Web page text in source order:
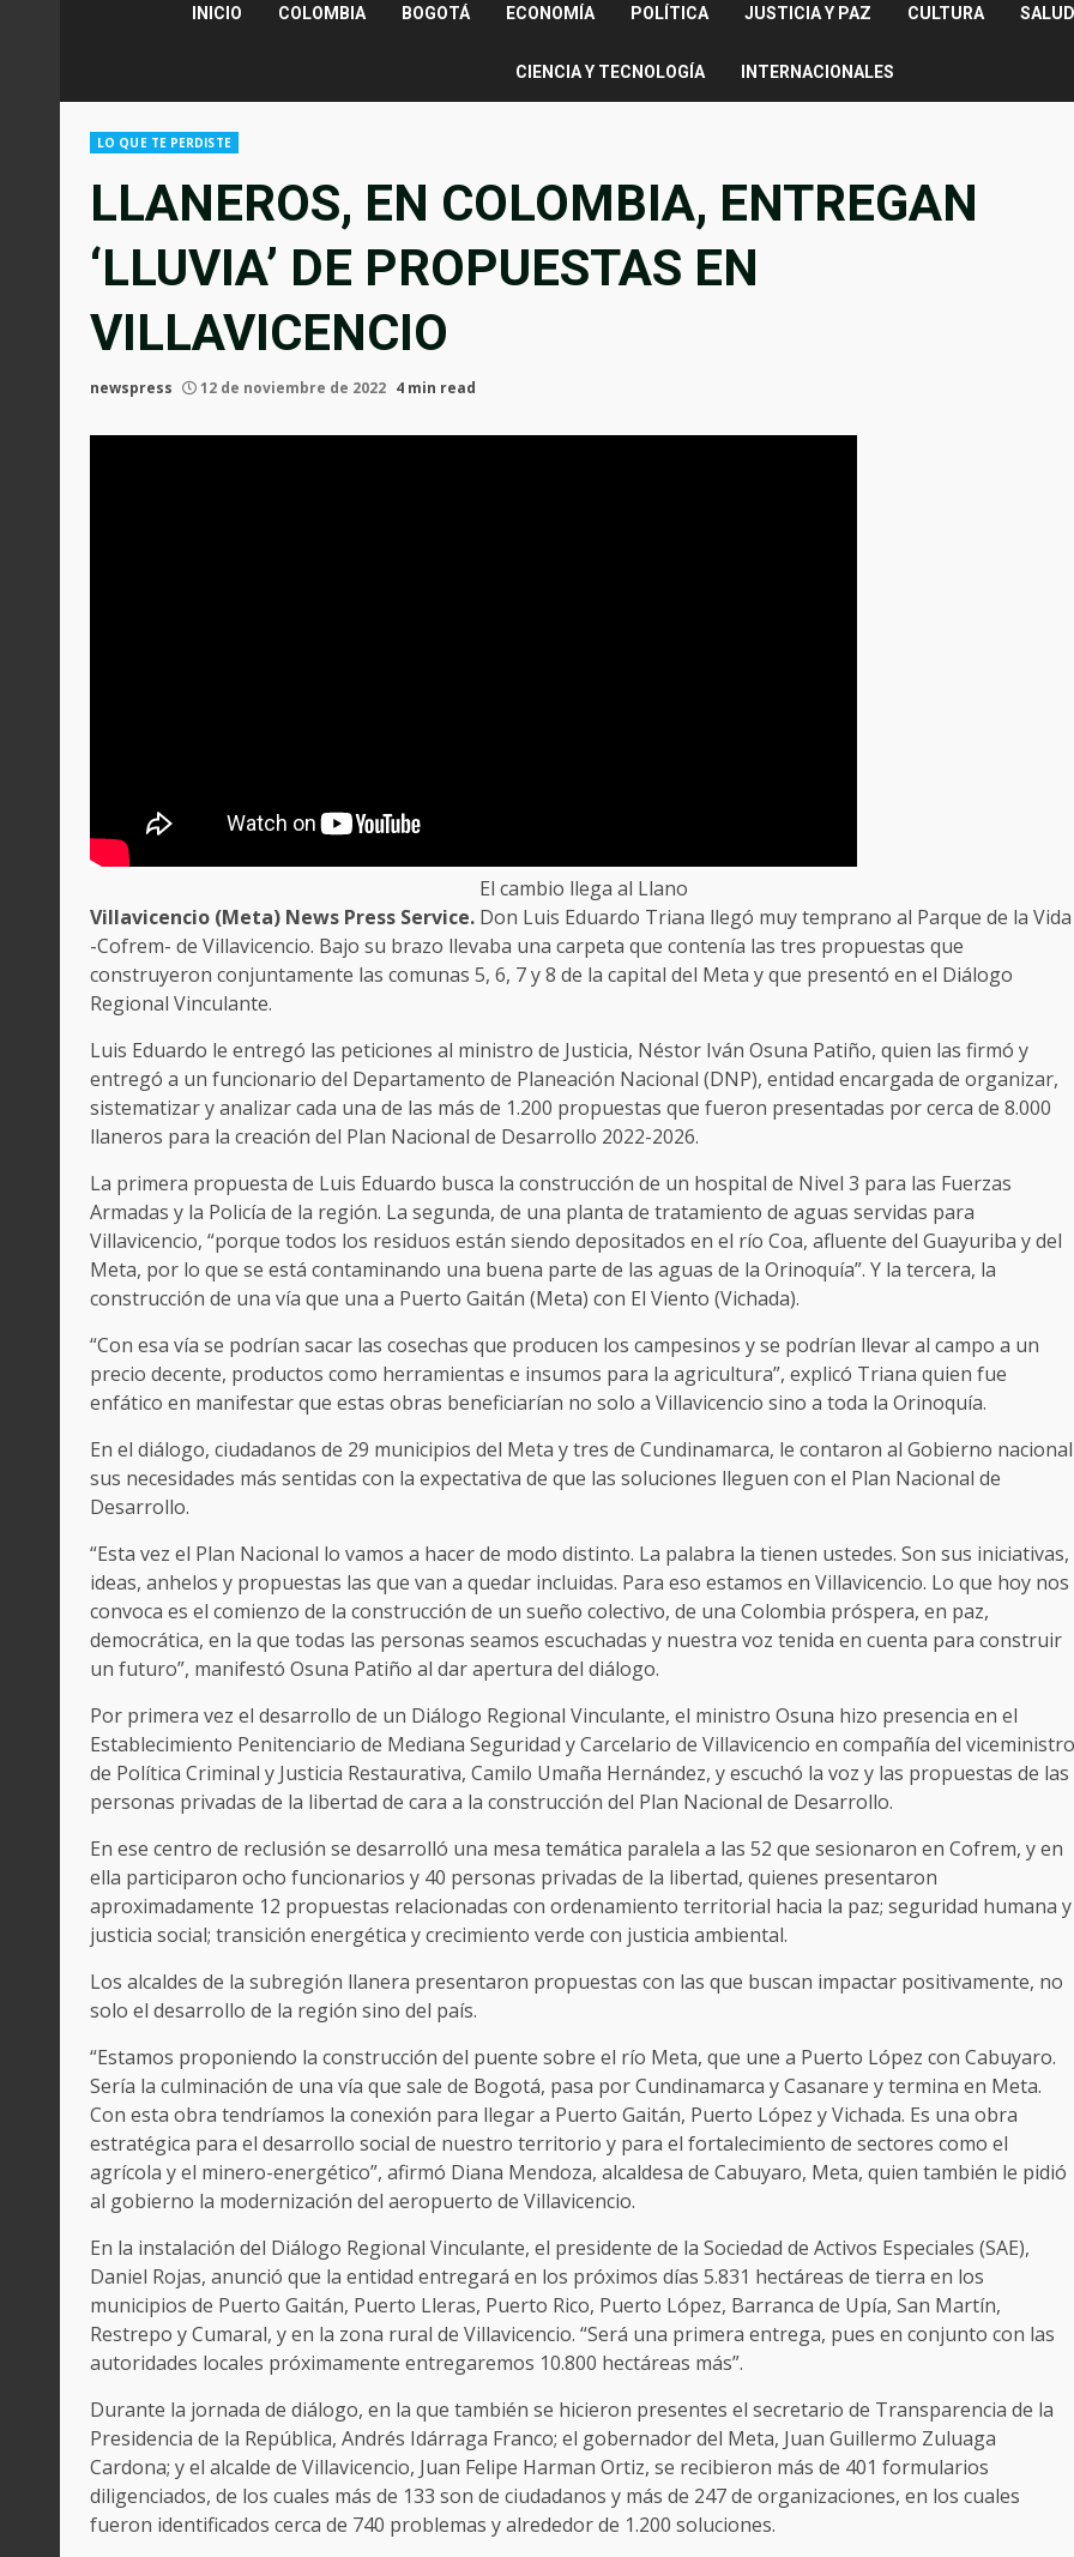
INICIO COLOMBIA BOGOTÁ ECONOMÍA POLÍTICA JUSTICIA Y PAZ CULTURA
CIENCIA Y TECNOLOGÍA INTERNACIONALES
LO QUE TE PERDISTE
LLANEROS, EN COLOMBIA, ENTREGAN
‘LLUVIA’ DE PROPUESTAS EN
VILLAVICENCIO
newspress 12 de noviembre de 2022 4 min read
El cambio llega al Llano
Villavicencio (Meta) News Press Service. Don Luis Eduardo Triana llegó muy temprano al Parque de la Vida
-Cofrem- de Villavicencio. Bajo su brazo llevaba una carpeta que contenía las tres propuestas que
construyeron conjuntamente las comunas 5, 6, 7 y 8 de la capital del Meta y que presentó en el Diálogo
Regional Vinculante.
Luis Eduardo le entregó las peticiones al ministro de Justicia, Néstor Iván Osuna Patiño, quien las firmó y
entregó a un funcionario del Departamento de Planeación Nacional (DNP), entidad encargada de organizar,
sistematizar y analizar cada una de las más de 1.200 propuestas que fueron presentadas por cerca de 8.000
llaneros para la creación del Plan Nacional de Desarrollo 2022-2026.
La primera propuesta de Luis Eduardo busca la construcción de un hospital de Nivel 3 para las Fuerzas
Armadas y la Policía de la región. La segunda, de una planta de tratamiento de aguas servidas para
Villavicencio, “porque todos los residuos están siendo depositados en el río Coa, afluente del Guayuriba y del
Meta, por lo que se está contaminando una buena parte de las aguas de la Orinoquía”. Y la tercera, la
construcción de una vía que una a Puerto Gaitán (Meta) con El Viento (Vichada).
“Con esa vía se podrían sacar las cosechas que producen los campesinos y se podrían llevar al campo a un
precio decente, productos como herramientas e insumos para la agricultura”, explicó Triana quien fue
enfático en manifestar que estas obras beneficiarían no solo a Villavicencio sino a toda la Orinoquía.
En el diálogo, ciudadanos de 29 municipios del Meta y tres de Cundinamarca, le contaron al Gobierno nacional
sus necesidades más sentidas con la expectativa de que las soluciones lleguen con el Plan Nacional de
Desarrollo.
“Esta vez el Plan Nacional lo vamos a hacer de modo distinto. La palabra la tienen ustedes. Son sus iniciativas,
ideas, anhelos y propuestas las que van a quedar incluidas. Para eso estamos en Villavicencio. Lo que hoy nos
convoca es el comienzo de la construcción de un sueño colectivo, de una Colombia próspera, en paz,
democrática, en la que todas las personas seamos escuchadas y nuestra voz tenida en cuenta para construir
un futuro”, manifestó Osuna Patiño al dar apertura del diálogo.
Por primera vez el desarrollo de un Diálogo Regional Vinculante, el ministro Osuna hizo presencia en el
Establecimiento Penitenciario de Mediana Seguridad y Carcelario de Villavicencio en compañía del viceministro
de Política Criminal y Justicia Restaurativa, Camilo Umaña Hernández, y escuchó la voz y las propuestas de las
personas privadas de la libertad de cara a la construcción del Plan Nacional de Desarrollo.
En ese centro de reclusión se desarrolló una mesa temática paralela a las 52 que sesionaron en Cofrem, y en
ella participaron ocho funcionarios y 40 personas privadas de la libertad, quienes presentaron
aproximadamente 12 propuestas relacionadas con ordenamiento territorial hacia la paz; seguridad humana y
justicia social; transición energética y crecimiento verde con justicia ambiental.
Los alcaldes de la subregión llanera presentaron propuestas con las que buscan impactar positivamente, no
solo el desarrollo de la región sino del país.
“Estamos proponiendo la construcción del puente sobre el río Meta, que une a Puerto López con Cabuyaro.
Sería la culminación de una vía que sale de Bogotá, pasa por Cundinamarca y Casanare y termina en Meta.
Con esta obra tendríamos la conexión para llegar a Puerto Gaitán, Puerto López y Vichada. Es una obra
estratégica para el desarrollo social de nuestro territorio y para el fortalecimiento de sectores como el
agrícola y el minero-energético”, afirmó Diana Mendoza, alcaldesa de Cabuyaro, Meta, quien también le pidió
al gobierno la modernización del aeropuerto de Villavicencio.
En la instalación del Diálogo Regional Vinculante, el presidente de la Sociedad de Activos Especiales (SAE),
Daniel Rojas, anunció que la entidad entregará en los próximos días 5.831 hectáreas de tierra en los
municipios de Puerto Gaitán, Puerto Lleras, Puerto Rico, Puerto López, Barranca de Upía, San Martín,
Restrepo y Cumaral, y en la zona rural de Villavicencio. “Será una primera entrega, pues en conjunto con las
autoridades locales próximamente entregaremos 10.800 hectáreas más”.
Durante la jornada de diálogo, en la que también se hicieron presentes el secretario de Transparencia de la
Presidencia de la República, Andrés Idárraga Franco; el gobernador del Meta, Juan Guillermo Zuluaga
Cardona; y el alcalde de Villavicencio, Juan Felipe Harman Ortiz, se recibieron más de 401 formularios
diligenciados, de los cuales más de 133 son de ciudadanos y más de 247 de organizaciones, en los cuales
fueron identificados cerca de 740 problemas y alrededor de 1.200 soluciones.